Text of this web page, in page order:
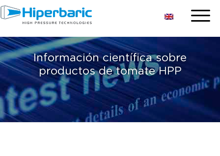
Información científica sobre
productos de tomate HPP